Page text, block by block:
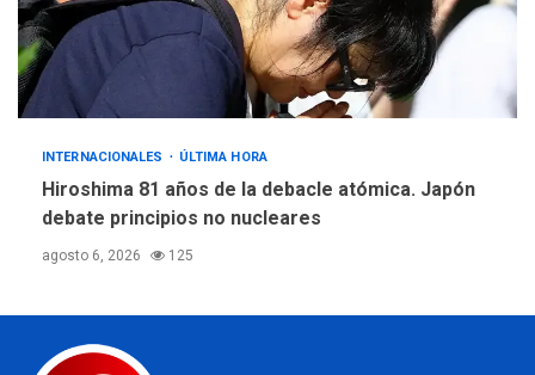
INTERNACIONALES ÚLTIMA HORA
Hiroshima 81 años de la debacle atómica. Japón
debate principios no nucleares
agosto 6, 2026 125